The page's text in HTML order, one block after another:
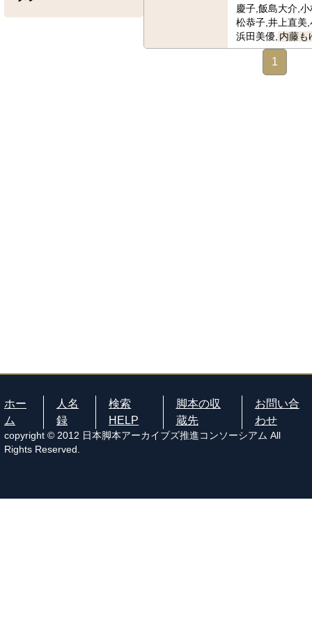
慶子,飯島大介,
松恭子,井上直美
浜田美優, 内藤も
1
ホー
ム
人名
録
検索
HELP
脚本の収
蔵先
お問い合
わせ
copyright © 2012 日本脚本アーカイブズ推進コンソーシアム All
Rights Reserved.